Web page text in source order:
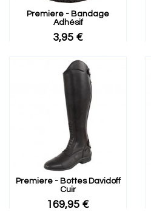
Premiere - Bandage
Adhésif
3,95 €
Premiere - Bottes Davidoff
Cuir
169,95 €